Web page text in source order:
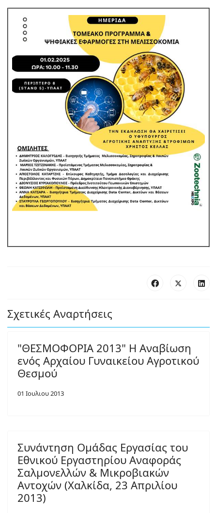
Σχετικές Αναρτήσεις
"ΘΕΣΜΟΦΟΡΙΑ 2013" Η Αναβίωση
ενός Αρχαίου Γυναικείου Αγροτικού
Θεσμού
01 Ιουλιου 2013
Συνάντηση Ομάδας Εργασίας του
Εθνικού Εργαστηρίου Αναφοράς
Σαλμονελλών & Μικροβιακών
Αντοχών (Χαλκίδα, 23 Απριλίου
2013)